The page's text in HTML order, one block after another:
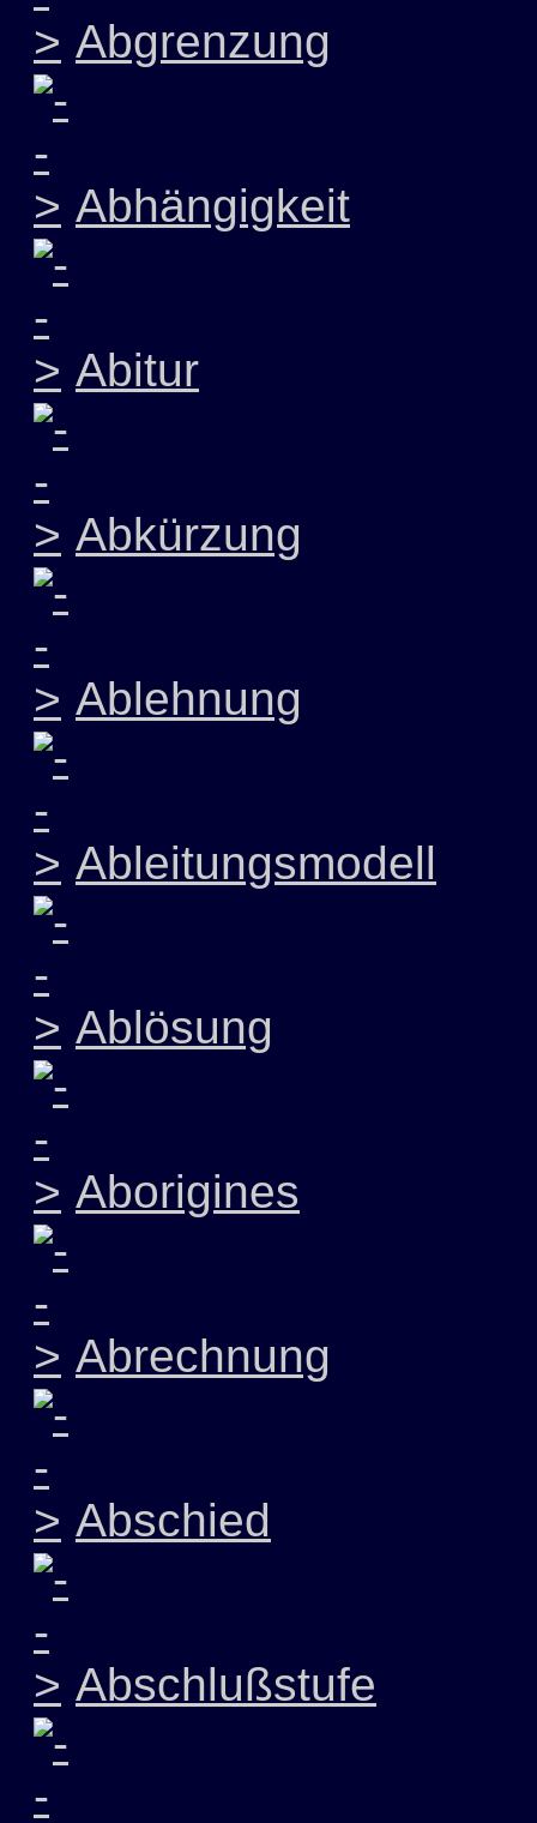
Abgrenzung
Abhängigkeit
Abitur
Abkürzung
Ablehnung
Ableitungsmodell
Ablösung
Aborigines
Abrechnung
Abschied
Abschlußstufe